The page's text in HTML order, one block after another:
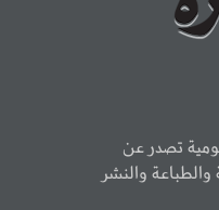
تصدر عن
والنشر